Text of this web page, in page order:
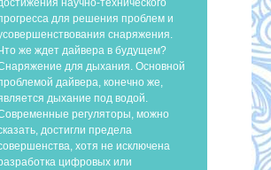
для решения проблем и
снаряжения.
же ждет дайвера в будущем?
для дыхания. Основной
дайвера, конечно же,
дыхание под водой.
регуляторы, можно
достигли предела
хотя не исключена
цифровых или